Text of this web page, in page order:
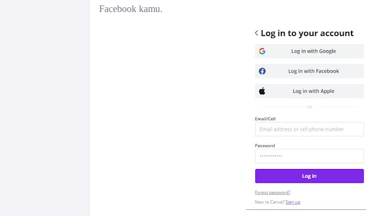
Facebook kamu.